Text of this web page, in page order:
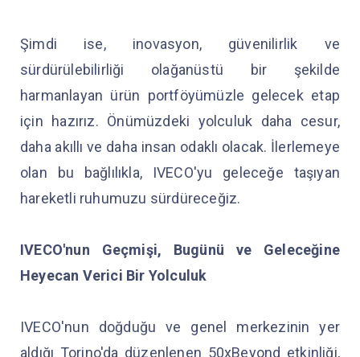
Şimdi ise, inovasyon, güvenilirlik ve
sürdürülebilirliği olağanüstü bir şekilde
harmanlayan ürün portföyümüzle gelecek etap
için hazırız. Önümüzdeki yolculuk daha cesur,
daha akıllı ve daha insan odaklı olacak. İlerlemeye
olan bu bağlılıkla, IVECO'yu geleceğe taşıyan
hareketli ruhumuzu sürdüreceğiz.
IVECO'nun Geçmişi, Bugünü ve Geleceğine
Heyecan Verici Bir Yolculuk
IVECO'nun doğduğu ve genel merkezinin yer
aldığı Torino'da düzenlenen 50xBeyond etkinliği,